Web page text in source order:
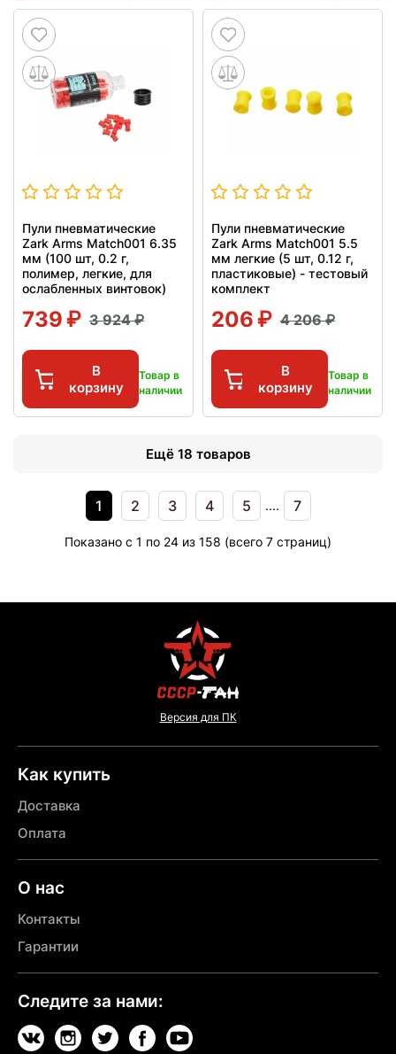
Пули пневматические
Zark Arms Match001 6.35
мм (100 шт, 0.2 г,
полимер, легкие, для
ослабленных винтовок)
739 3 924
В
корзину
Товар в
наличии
Пули пневматические
Zark Arms Match001 5.5
мм легкие (5 шт, 0.12 г,
пластиковые) - тестовый
комплект
206 4 206
В
корзину
Товар в
наличии
Ещё 18 товаров
1 2 3 4 5 .... 7
Показано с 1 по 24 из 158 (всего 7 страниц)
Версия для ПК
Как купить
Доставка
Оплата
О нас
Контакты
Гарантии
Следите за нами: